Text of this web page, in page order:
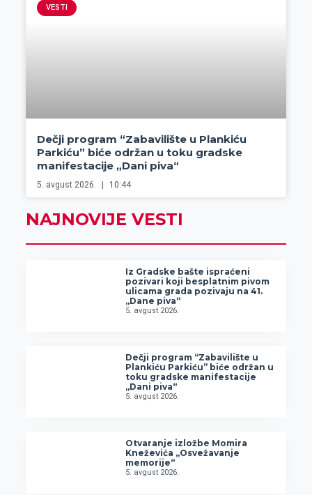
VESTI
Dečji program “Zabavilište u Plankiću
Parkiću” biće održan u toku gradske
manifestacije „Dani piva“
5. avgust 2026. 10:44
NAJNOVIJE VESTI
Iz Gradske bašte ispraćeni
pozivari koji besplatnim pivom
ulicama grada pozivaju na 41.
„Dane piva“
5. avgust 2026.
Dečji program “Zabavilište u
Plankiću Parkiću” biće održan u
toku gradske manifestacije
„Dani piva“
5. avgust 2026.
Otvaranje izložbe Momira
Kneževića „Osvežavanje
memorije“
5. avgust 2026.